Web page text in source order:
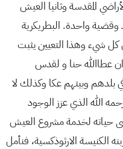
المقدسة وثانيا العيش
واحدة. البطريكرية
كل شيء وهذا التعيين يثبت
عطاالله حنا و لقدس
بلدهم وبيتهم عكا وكذلك لا
الله الذي عزز الوجود
حياته لخدمة مشروع العيش
الكنيسة الارثوذكسية، فنأمل